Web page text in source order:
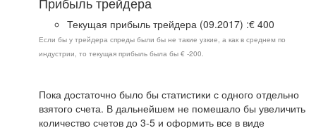
Текущая прибыль трейдера (09.2017) :€ 400
Если бы у трейдера спреды были бы не такие узкие, а как в среднем по
индустрии, то текущая прибыль была бы € -200.
Пока достаточно было бы статистики с одного отдельно
взятого счета. В дальнейшем не помешало бы увеличить
количество счетов до 3-5 и оформить все в виде